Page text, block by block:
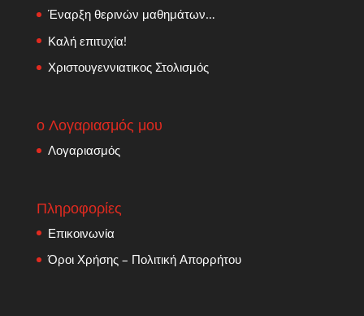
Έναρξη θερινών μαθημάτων…
Καλή επιτυχία!
Χριστουγεννιατικος Στολισμός
ο Λογαριασμός μου
Λογαριασμός
Πληροφορίες
Επικοινωνία
Όροι Χρήσης – Πολιτική Απορρήτου